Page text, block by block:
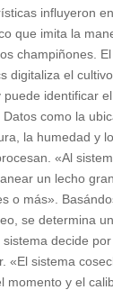
influyeron
que imita la
champiñones.
digitaliza el
identificar
como la
la humedad y
«Al
un lecho
o más».
se determina
decide
«El sistema
momento y el